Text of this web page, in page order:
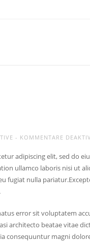
KOMMENTARE
adipiscing elit, sed do
ullamco laboris nisi ut
fugiat nulla pariatur.
error sit voluptatem
architecto beatae vitae
consequuntur magni